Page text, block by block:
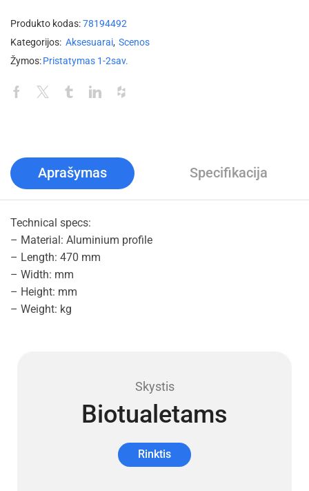
Produkto kodas:78194492
Kategorijos: Aksesuarai, Scenos
Žymos:Pristatymas 1-2sav.
Aprašymas Specifikacija
Technical specs:
– Material: Aluminium profile
– Length: 470 mm
– Width: mm
– Height: mm
– Weight: kg
Skystis
Biotualetams
Rinktis